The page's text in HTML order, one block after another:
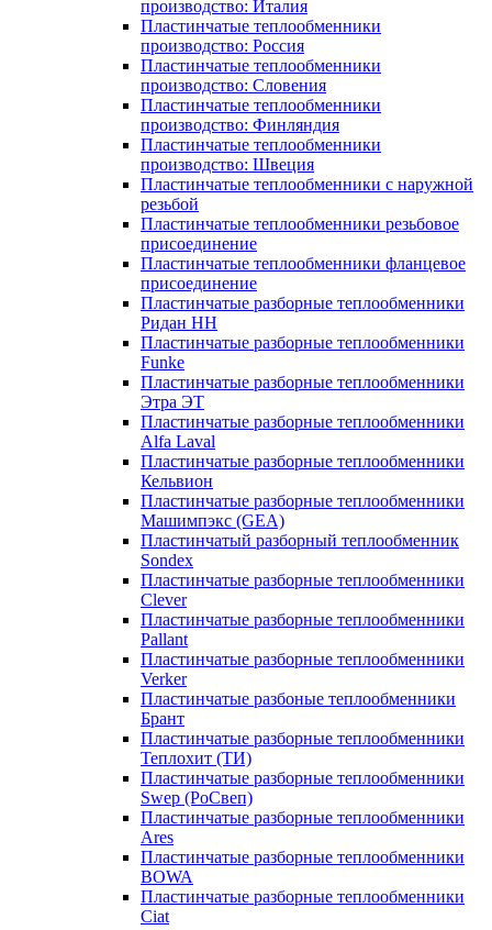
производство: Италия
Пластинчатые теплообменники
производство: Россия
Пластинчатые теплообменники
производство: Словения
Пластинчатые теплообменники
производство: Финляндия
Пластинчатые теплообменники
производство: Швеция
Пластинчатые теплообменники с наружной
резьбой
Пластинчатые теплообменники резьбовое
присоединение
Пластинчатые теплообменники фланцевое
присоединение
Пластинчатые разборные теплообменники
Ридан НН
Пластинчатые разборные теплообменники
Funke
Пластинчатые разборные теплообменники
Этра ЭТ
Пластинчатые разборные теплообменники
Alfa Laval
Пластинчатые разборные теплообменники
Кельвион
Пластинчатые разборные теплообменники
Машимпэкс (GEA)
Пластинчатый разборный теплообменник
Sondex
Пластинчатые разборные теплообменники
Clever
Пластинчатые разборные теплообменники
Pallant
Пластинчатые разборные теплообменники
Verker
Пластинчатые разбоные теплообменники
Брант
Пластинчатые разборные теплообменники
Теплохит (ТИ)
Пластинчатые разборные теплообменники
Swep (РоСвеп)
Пластинчатые разборные теплообменники
Ares
Пластинчатые разборные теплообменники
BOWA
Пластинчатые разборные теплообменники
Ciat